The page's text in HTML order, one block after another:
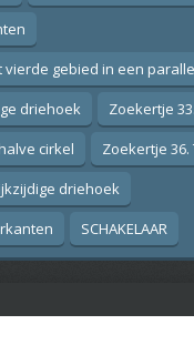
vierde gebied in een
driehoek
Zoekertje
cirkel
Zoekertje
driehoek
SCHAKELAAR